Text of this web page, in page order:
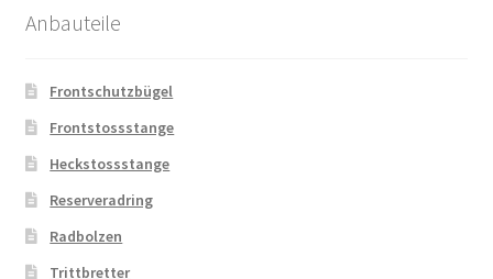
Anbauteile
Frontschutzbügel
Frontstossstange
Heckstossstange
Reserveradring
Radbolzen
Trittbretter